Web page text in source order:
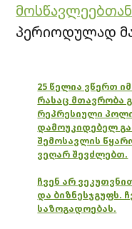
მოსწავლეებთან
პერიოდულად
25 წელია ვწერთ
რასაც მთავრობა
რეპრესიული
დამოუკიდებელ
შემოსავლის
ვეღარ შევძლებთ.
ჩვენ არ
და ბიზნესჯგუფს.
საზოგადოებას.